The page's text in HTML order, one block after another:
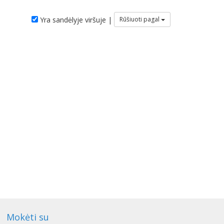
Yra sandėlyje viršuje | Rūšiuoti pagal
Mokėti su